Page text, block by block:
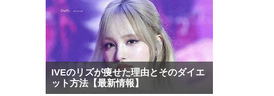
IVEのリズが痩せた理由とそのダイエ
ット方法【最新情報】